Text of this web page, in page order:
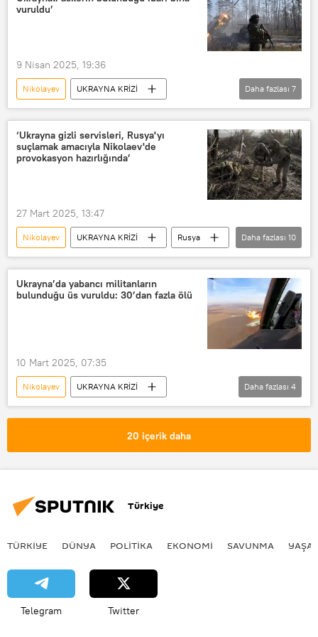
Dnepropetrovsk
Herson
vuruldu’
9 Nisan 2025, 19:36
Nikolayev
UKRAYNA KRİZİ
Sergey Lebedev
koordinatör
Dnepropetrovsk
Ukrayna
Rusya
Ukrayna Silahlı Kuvvetleri
Daha fazlası 7
‘Ukrayna gizli servisleri, Rusya'yı
suçlamak amacıyla Nikolaev'de
provokasyon hazırlığında’
27 Mart 2025, 13:47
Nikolayev UKRAYNA KRİZİ
Rusya
Direniş
Ukrayna Gizli Servis
Provokasyon
Suçlama
Sputnik
bilgilendirme
Daha fazlası 10
Ukrayna’da yabancı militanların
bulunduğu üs vuruldu: 30’dan fazla ölü
10 Mart 2025, 07:35
Nikolayev
UKRAYNA KRİZİ
Ukrayna
Sergey Lebedev
Rus ordusu
Daha fazlası 4
20 içerik daha
Türkiye
TÜRKIYE DÜNYA POLİTİKA EKONOMİ SAVUNMA
Telegram Twitter